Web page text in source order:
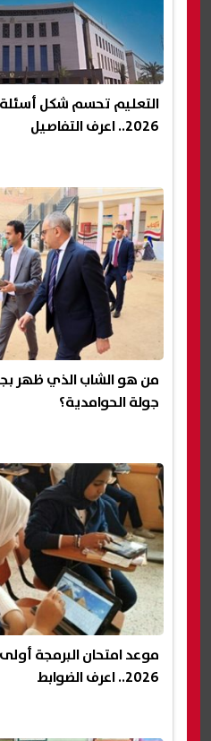
التعليم تحسم شكل أسئلة
2026.. اعرف التفاصيل
من هو الشاب الذي ظهر
جولة الحوامدية؟
موعد امتحان البرمجة أولى
2026.. اعرف الضوابط